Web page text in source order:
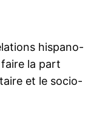
hispano-
faire la part
et le socio-